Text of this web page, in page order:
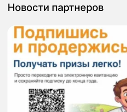
Новости партнеров